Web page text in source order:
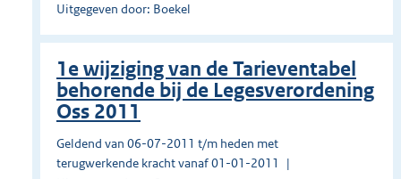
Uitgegeven door: Boekel
1e wijziging van de Tarieventabel
behorende bij de Legesverordening
Oss 2011
Geldend van 06-07-2011 t/m heden met
terugwerkende kracht vanaf 01-01-2011